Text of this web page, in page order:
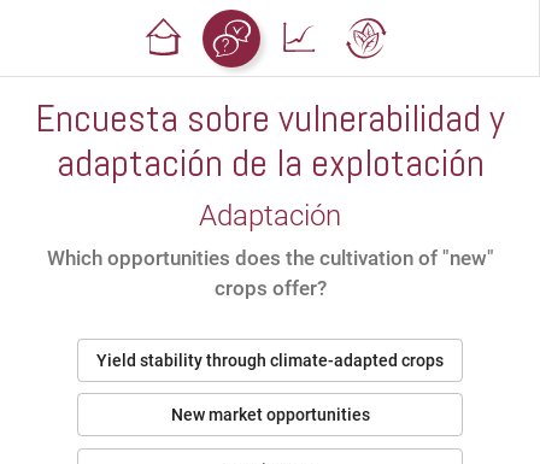
Encuesta sobre vulnerabilidad y
adaptación de la explotación
Adaptación
Which opportunities does the cultivation of "new"
crops offer?
Yield stability through climate-adapted crops
New market opportunities